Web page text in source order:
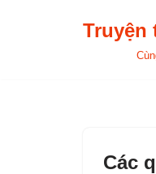
Truyện
Các